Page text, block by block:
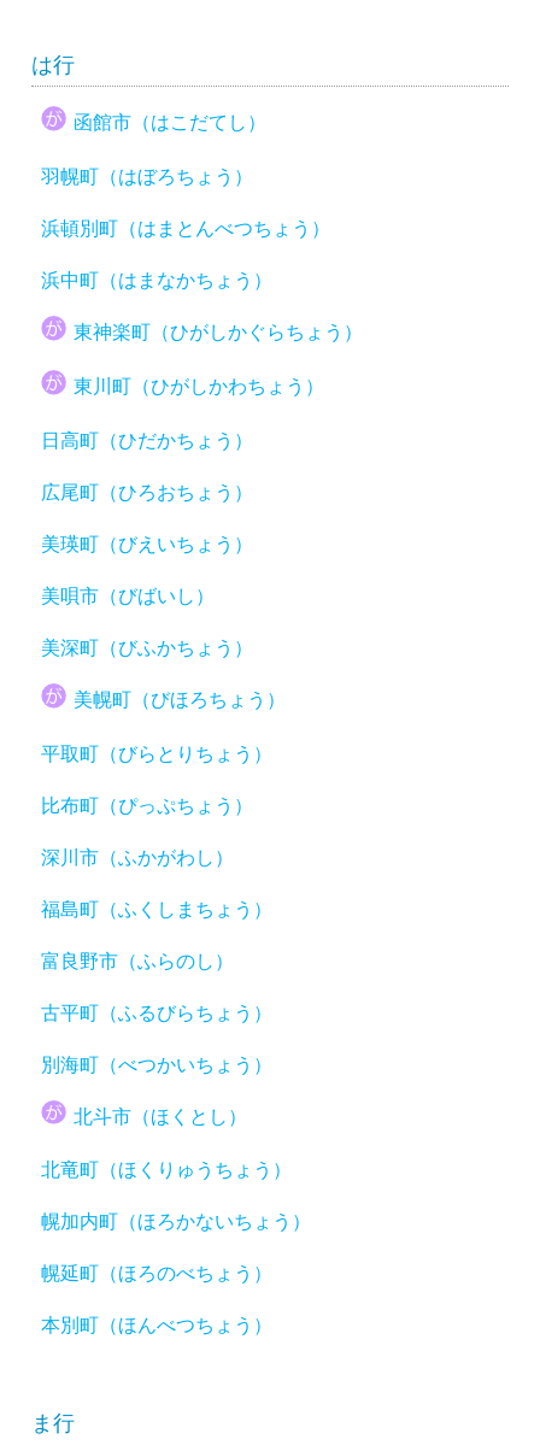
は行
函館市（はこだてし）
羽幌町（はぼろちょう）
浜頓別町（はまとんべつちょう）
浜中町（はまなかちょう）
東神楽町（ひがしかぐらちょう）
東川町（ひがしかわちょう）
日高町（ひだかちょう）
広尾町（ひろおちょう）
美瑛町（びえいちょう）
美唄市（びばいし）
美深町（びふかちょう）
美幌町（びほろちょう）
平取町（びらとりちょう）
比布町（ぴっぷちょう）
深川市（ふかがわし）
福島町（ふくしまちょう）
富良野市（ふらのし）
古平町（ふるびらちょう）
別海町（べつかいちょう）
北斗市（ほくとし）
北竜町（ほくりゅうちょう）
幌加内町（ほろかないちょう）
幌延町（ほろのべちょう）
本別町（ほんべつちょう）
ま行